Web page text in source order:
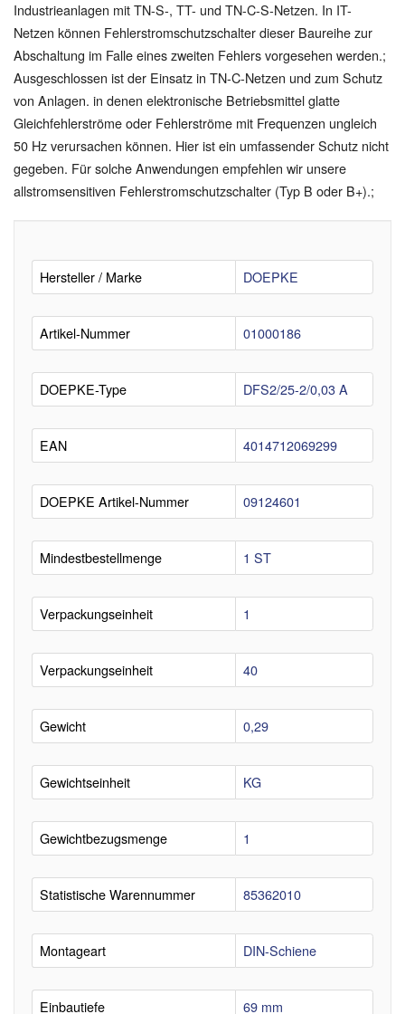
Industrieanlagen mit TN-S-, TT- und TN-C-S-Netzen. In IT-
Netzen können Fehlerstromschutzschalter dieser Baureihe zur
Abschaltung im Falle eines zweiten Fehlers vorgesehen werden.;
Ausgeschlossen ist der Einsatz in TN-C-Netzen und zum Schutz
von Anlagen. in denen elektronische Betriebsmittel glatte
Gleichfehlerströme oder Fehlerströme mit Frequenzen ungleich
50 Hz verursachen können. Hier ist ein umfassender Schutz nicht
gegeben. Für solche Anwendungen empfehlen wir unsere
allstromsensitiven Fehlerstromschutzschalter (Typ B oder B+).;
Hersteller / Marke DOEPKE
Artikel-Nummer 01000186
DOEPKE-Type DFS2/25-2/0,03 A
EAN 4014712069299
DOEPKE Artikel-Nummer 09124601
Mindestbestellmenge 1 ST
Verpackungseinheit 1
Verpackungseinheit 40
Gewicht 0,29
Gewichtseinheit KG
Gewichtbezugsmenge 1
Statistische Warennummer 85362010
Montageart DIN-Schiene
Einbautiefe 69 mm